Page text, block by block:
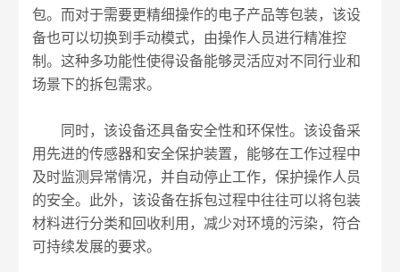
包。而对于需要更精细操作的电子产品等包装，该设
备也可以切换到手动模式，由操作人员进行精准控
制。这种多功能性使得设备能够灵活应对不同行业和
场景下的拆包需求。
同时，该设备还具备安全性和环保性。该设备采
用先进的传感器和安全保护装置，能够在工作过程中
及时监测异常情况，并自动停止工作，保护操作人员
的安全。此外，该设备在拆包过程中往往可以将包装
材料进行分类和回收利用，减少对环境的污染，符合
可持续发展的要求。